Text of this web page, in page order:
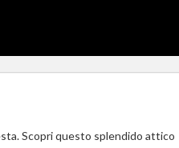
Scopri questo splendido attico